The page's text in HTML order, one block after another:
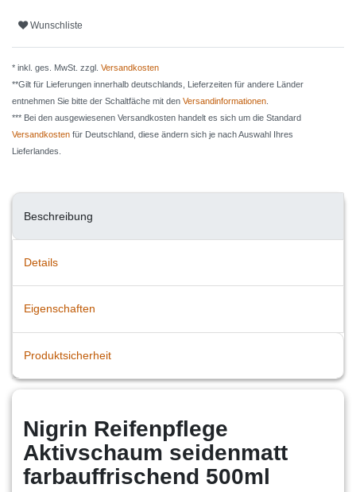
Wunschliste
* inkl. ges. MwSt. zzgl. Versandkosten
**Gilt für Lieferungen innerhalb deutschlands, Lieferzeiten für andere Länder
entnehmen Sie bitte der Schaltfäche mit den Versandinformationen
*** Bei den ausgewiesenen Versandkosten handelt es sich um die Standard
Versandkosten für Deutschland, diese ändern sich je nach Auswahl Ihres
Lieferlandes.
Beschreibung
Details
Eigenschaften
Produktsicherheit
Nigrin Reifenpflege
Aktivschaum seidenmatt
farbauffrischend 500ml